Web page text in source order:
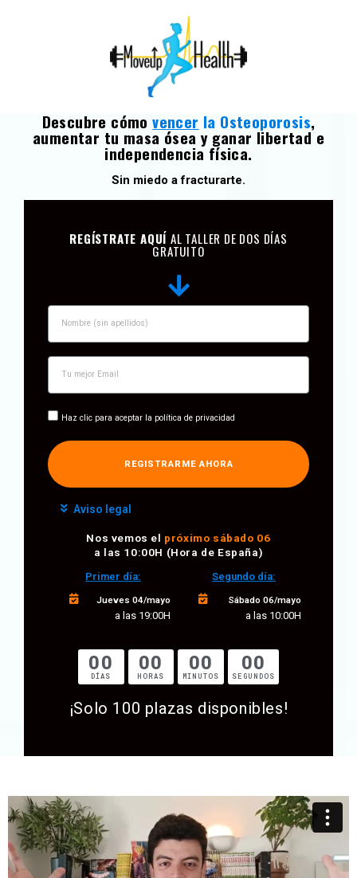
Descubre cómo vencer la Osteoporosis,
aumentar tu masa ósea y ganar libertad e
independencia física.
Sin miedo a fracturarte.
REGÍSTRATE AQUÍ AL TALLER DE DOS DÍAS
GRATUITO
Haz clic para aceptar la política de privacidad
REGISTRARME AHORA
Aviso legal
Nos vemos el próximo sábado 06
a las 10:00H (Hora de España)
Primer día:
Jueves 04/mayo
a las 19:00H
Segundo día:
Sábado 06/mayo
a las 10:00H
00
DÍAS
00
HORAS
00
MINUTOS
00
SEGUNDOS
¡Solo 100 plazas disponibles!